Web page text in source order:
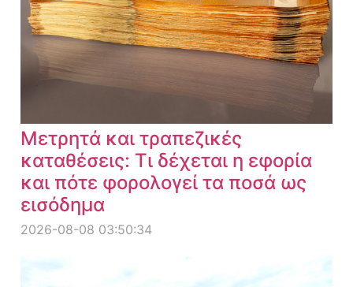
Μετρητά και τραπεζικές
καταθέσεις: Τι δέχεται η εφορία
και πότε φορολογεί τα ποσά ως
εισόδημα
2026-08-08 03:50:34